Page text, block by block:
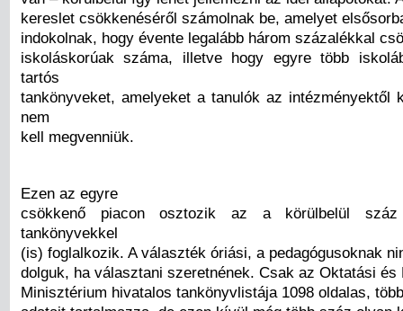
kereslet csökkenéséről számolnak be, amelyet
indokolnak, hogy évente legalább három százalékkal
iskoláskorúak száma, illetve hogy egyre több
tartós
tankönyveket, amelyeket a tanulók az intézményektől
nem
kell megvenniük.
Ezen az egyre
csökkenő piacon osztozik az a körülbelül
tankönyvekkel
(is) foglalkozik. A választék óriási, a pedagógusoknak
dolguk, ha választani szeretnének. Csak az Oktatási és
Minisztérium hivatalos tankönyvlistája 1098 oldalas,